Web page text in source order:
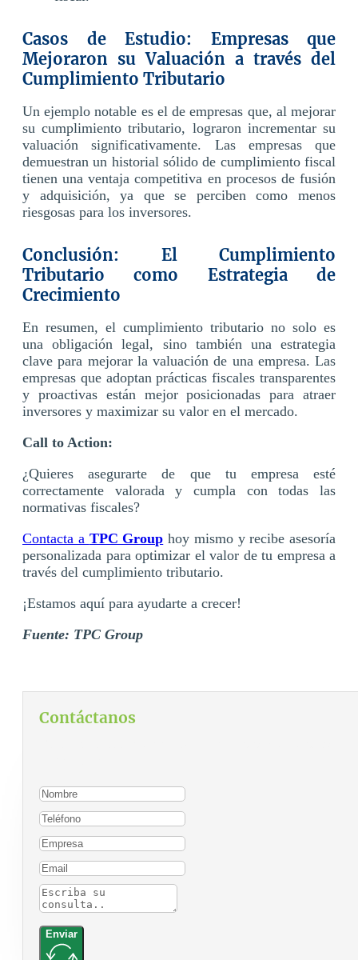
Casos de Estudio: Empresas que
Mejoraron su Valuación a través del
Cumplimiento Tributario
Un ejemplo notable es el de empresas que, al mejorar
su cumplimiento tributario, lograron incrementar su
valuación significativamente. Las empresas que
demuestran un historial sólido de cumplimiento fiscal
tienen una ventaja competitiva en procesos de fusión
y adquisición, ya que se perciben como menos
riesgosas para los inversores.
Conclusión: El Cumplimiento
Tributario como Estrategia de
Crecimiento
En resumen, el cumplimiento tributario no solo es
una obligación legal, sino también una estrategia
clave para mejorar la valuación de una empresa. Las
empresas que adoptan prácticas fiscales transparentes
y proactivas están mejor posicionadas para atraer
inversores y maximizar su valor en el mercado.
Call to Action:
¿Quieres asegurarte de que tu empresa esté
correctamente valorada y cumpla con todas las
normativas fiscales?
Contacta a TPC Group hoy mismo y recibe asesoría
personalizada para optimizar el valor de tu empresa a
través del cumplimiento tributario.
¡Estamos aquí para ayudarte a crecer!
Fuente: TPC Group
Contáctanos
Enviar